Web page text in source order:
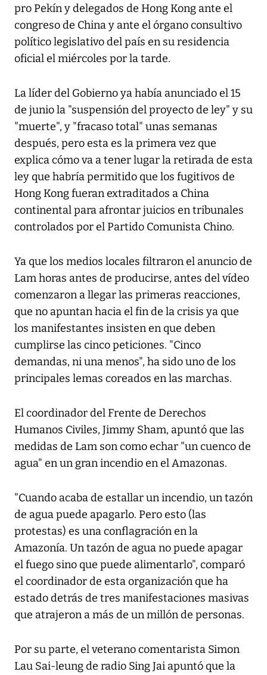
pro Pekín y delegados de Hong Kong ante el
congreso de China y ante el órgano consultivo
político legislativo del país en su residencia
oficial el miércoles por la tarde.
La líder del Gobierno ya había anunciado el 15
de junio la "suspensión del proyecto de ley" y su
"muerte", y "fracaso total" unas semanas
después, pero esta es la primera vez que
explica cómo va a tener lugar la retirada de esta
ley que habría permitido que los fugitivos de
Hong Kong fueran extraditados a China
continental para afrontar juicios en tribunales
controlados por el Partido Comunista Chino.
Ya que los medios locales filtraron el anuncio de
Lam horas antes de producirse, antes del vídeo
comenzaron a llegar las primeras reacciones,
que no apuntan hacia el fin de la crisis ya que
los manifestantes insisten en que deben
cumplirse las cinco peticiones. "Cinco
demandas, ni una menos", ha sido uno de los
principales lemas coreados en las marchas.
El coordinador del Frente de Derechos
Humanos Civiles, Jimmy Sham, apuntó que las
medidas de Lam son como echar "un cuenco de
agua" en un gran incendio en el Amazonas.
"Cuando acaba de estallar un incendio, un tazón
de agua puede apagarlo. Pero esto (las
protestas) es una conflagración en la
Amazonía. Un tazón de agua no puede apagar
el fuego sino que puede alimentarlo", comparó
el coordinador de esta organización que ha
estado detrás de tres manifestaciones masivas
que atrajeron a más de un millón de personas.
Por su parte, el veterano comentarista Simon
Lau Sai-leung de radio Sing Jai apuntó que la